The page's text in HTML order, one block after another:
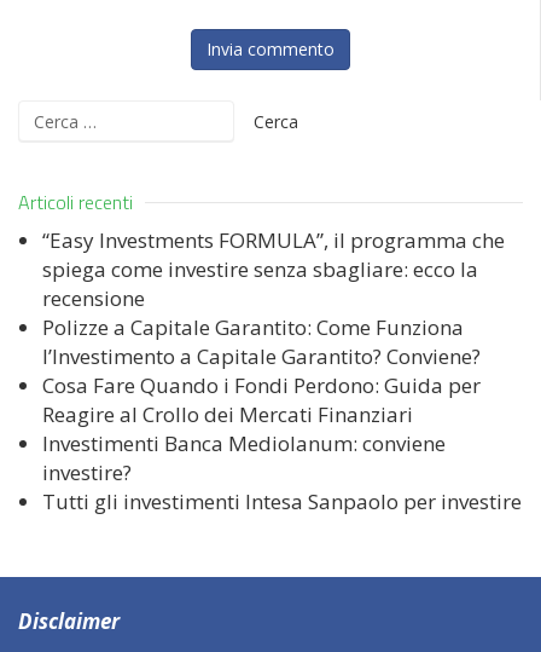
Ricerca
Articoli recenti
“Easy Investments FORMULA”, il programma che
spiega come investire senza sbagliare: ecco la
recensione
Polizze a Capitale Garantito: Come Funziona
l’Investimento a Capitale Garantito? Conviene?
Cosa Fare Quando i Fondi Perdono: Guida per
Reagire al Crollo dei Mercati Finanziari
Investimenti Banca Mediolanum: conviene
investire?
Tutti gli investimenti Intesa Sanpaolo per investire
Disclaimer